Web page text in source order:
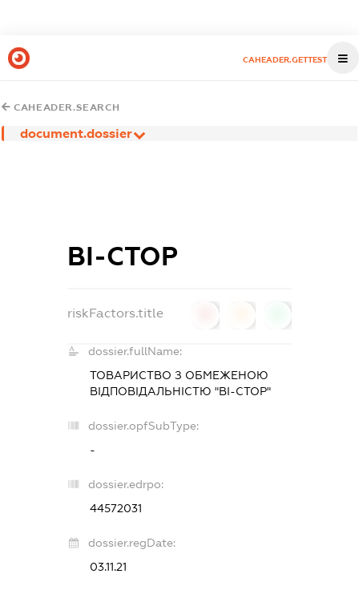
CAHEADER.GETTEST
CAHEADER.SEARCH
document.dossier
ВІ-СТОР
riskFactors.title
dossier.fullName:
ТОВАРИСТВО З ОБМЕЖЕНОЮ
ВІДПОВІДАЛЬНІСТЮ "ВІ-СТОР"
dossier.opfSubType:
-
dossier.edrpo:
44572031
dossier.regDate:
03.11.21